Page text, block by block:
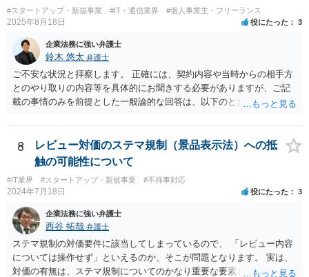
明記された委任事務に限定されるのが原則です。 サービスとして委任
事務外の税務相談に応じた結果、その責任を負う場合もゼロではあり
ませんが、責任追及するハードルはかなり上がります。 ②について
は、 実際上、税理士事務所では事務員が顧客対応することが多いと聞
きます。 そのため、メールに税理士が参加していないことや直接面談
していないことをもって賠償請求の理由とすることは現実問題として
は難しい可能性があります。 ③については、 税理士が、契約上の委任
事務外の税務相談をサービスで実施していた場合は、税理士側から積
極的に課税方式を確認しなければならないという程度の注意義務は認
められにくいのではないかと思います。 もっとも、顧問契約締結当初
から本件法人設立の相談についても依頼しており委任事務に含まれて
いたと主張できる事情がある場合には、上記より幾分有利に進められ
るかと思います。 より詳細な検討は、個別に法律事務所に問い合わせ
て法律相談されるとよいでしょう。
#スタートアップ・新規事業 #IT・通信業界 #個人事業主・フリーランス
2025年8月18日 役にたった 3
企業法務に強い弁護士
鈴木 悠太 弁護士
ご不安な状況と拝察します。 正確には、契約内容や当時からの相手方
とのやり取りの内容等を具体的にお聞きする必要がありますが、ご記
載の事情のみを前提とした一般論的な回答は、以下のとおりです。 ①
前の商事消滅時効、不法行為消滅時効）にかかっている可能性が高い
です。 ②相手方の報告要求については、法的には従う義務はないでし
ょう。 ③すでに対応は完了しており、もし相手方から今後具体的な法
的請求ないし措置がなされれば改めて検討するという方針でもよいよ
うに思われます。
8
レビュー対価のステマ規制（景品表示法）への抵
触の可能性について
#IT業界 #スタートアップ・新規事業 #不祥事対応
2024年7月18日 役にたった 3
企業法務に強い弁護士
西谷 拓哉 弁護士
ステマ規制の対価要件に該当してしまっているので、 「レビュー内容
については操作せず」といえるのか、そこが問題となります。 実は、
対価の有無は、ステマ規制についてのかなり重要な要素となります。